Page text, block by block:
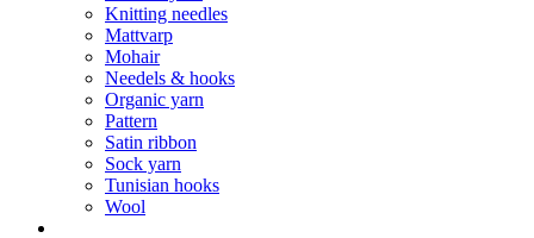
Knitting needles
Mattvarp
Mohair
Needels & hooks
Organic yarn
Pattern
Satin ribbon
Sock yarn
Tunisian hooks
Wool